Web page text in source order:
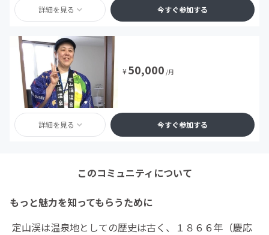
詳細を見る 今すぐ参加する
¥50,000 /月
詳細を見る 今すぐ参加する
このコミュニティについて
もっと魅力を知ってもらうために
定山渓は温泉地としての歴史は古く、１８６６年（慶応